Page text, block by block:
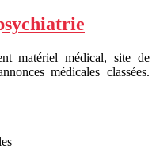
matériel médical, site de
médicales classées.